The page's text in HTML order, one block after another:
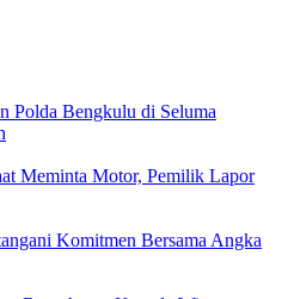
Polda Bengkulu di Seluma
Meminta Motor, Pemilik Lapor
Komitmen Bersama Angka